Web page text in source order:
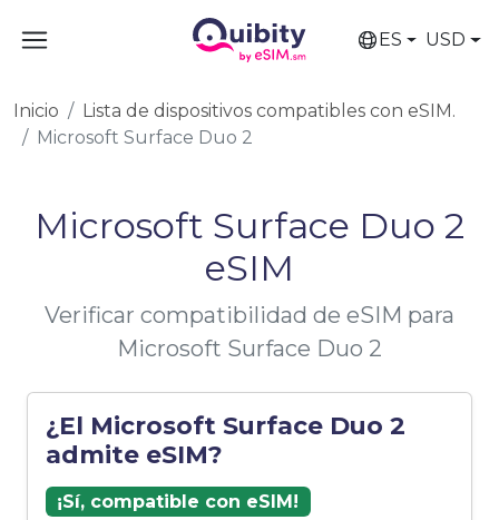
ES USD
Inicio
Lista de dispositivos compatibles con eSIM.
Microsoft Surface Duo 2
Microsoft Surface Duo 2
eSIM
Verificar compatibilidad de eSIM para
Microsoft Surface Duo 2
¿El Microsoft Surface Duo 2
admite eSIM?
¡Sí, compatible con eSIM!